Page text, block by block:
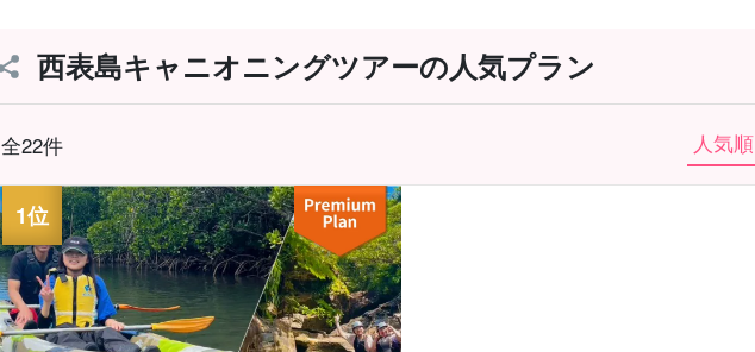
西表島キャニオニングツアーの人気プラン
全22件 人気順